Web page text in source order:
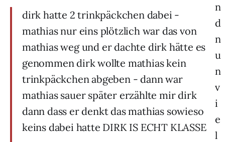
dirk hatte 2 trinkpäckchen dabei -
mathias nur eins plötzlich war das von
mathias weg und er dachte dirk hätte es
genommen dirk wollte mathias kein
trinkpäckchen abgeben - dann war
mathias sauer später erzählte mir dirk
dann dass er denkt das mathias sowieso
keins dabei hatte DIRK IS ECHT KLASSE
n
d
n
u
n
v
i
e
l